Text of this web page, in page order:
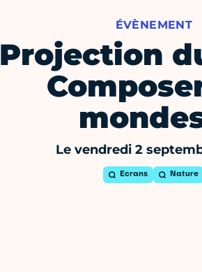
ÉVÈNEMENT
Projection
Le vendredi 2
Ecrans Nature